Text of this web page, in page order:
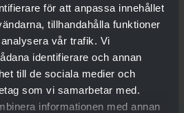
för att anpassa innehållet
tillhandahålla funktioner
vår trafik. Vi
identifierare och annan
till de sociala medier och
som vi samarbetar med.
informationen med annan